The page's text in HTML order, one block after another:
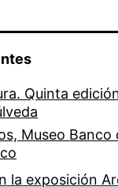
Quinta
Museo Banco
la exposición